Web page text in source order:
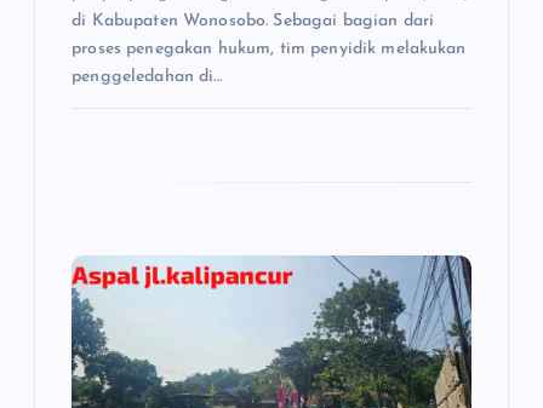
di Kabupaten Wonosobo. Sebagai bagian dari
proses penegakan hukum, tim penyidik melakukan
penggeledahan di…